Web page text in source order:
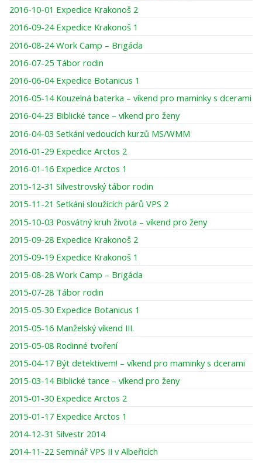
2016-10-01 Expedice Krakonoš 2
2016-09-24 Expedice Krakonoš 1
2016-08-24 Work Camp – Brigáda
2016-07-25 Tábor rodin
2016-06-04 Expedice Botanicus 1
2016-05-14 Kouzelná baterka – víkend pro maminky s dcerami
2016-04-23 Biblické tance – víkend pro ženy
2016-04-03 Setkání vedoucích kurzů MS/WMM
2016-01-29 Expedice Arctos 2
2016-01-16 Expedice Arctos 1
2015-12-31 Silvestrovský tábor rodin
2015-11-21 Setkání sloužících párů VPS 2
2015-10-03 Posvátný kruh života – víkend pro ženy
2015-09-28 Expedice Krakonoš 2
2015-09-19 Expedice Krakonoš 1
2015-08-28 Work Camp – Brigáda
2015-07-28 Tábor rodin
2015-05-30 Expedice Botanicus 1
2015-05-16 Manželský víkend III.
2015-05-08 Rodinné tvoření
2015-04-17 Být detektivem! – víkend pro maminky s dcerami
2015-03-14 Biblické tance – víkend pro ženy
2015-01-30 Expedice Arctos 2
2015-01-17 Expedice Arctos 1
2014-12-31 Silvestr 2014
2014-11-22 Seminář VPS II v Albeřicích